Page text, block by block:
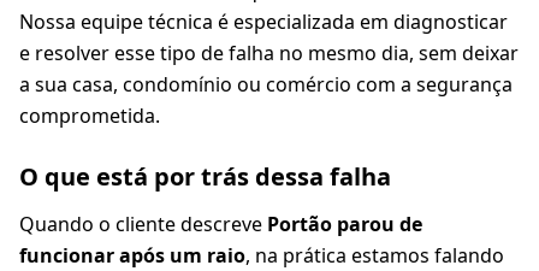
Nossa equipe técnica é especializada em diagnosticar
e resolver esse tipo de falha no mesmo dia, sem deixar
a sua casa, condomínio ou comércio com a segurança
comprometida.
O que está por trás dessa falha
Quando o cliente descreve Portão parou de
funcionar após um raio, na prática estamos falando